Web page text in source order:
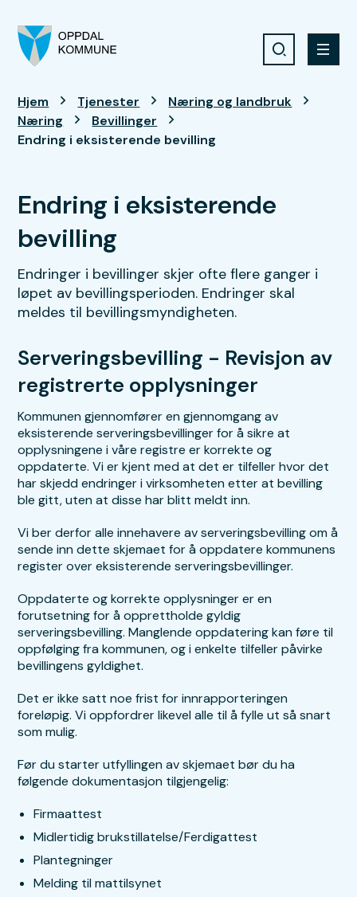
Søk Meny
Du er her:
Hjem Tjenester
Næring og landbruk
Næring
Bevillinger
Endring i eksisterende bevilling
Endring i eksisterende
bevilling
Endringer i bevillinger skjer ofte flere ganger i
løpet av bevillingsperioden. Endringer skal
meldes til bevillingsmyndigheten.
Serveringsbevilling - Revisjon av
registrerte opplysninger
Kommunen gjennomfører en gjennomgang av
eksisterende serveringsbevillinger for å sikre at
opplysningene i våre registre er korrekte og
oppdaterte. Vi er kjent med at det er tilfeller hvor det
har skjedd endringer i virksomheten etter at bevilling
ble gitt, uten at disse har blitt meldt inn.
Vi ber derfor alle innehavere av serveringsbevilling om å
sende inn dette skjemaet for å oppdatere kommunens
register over eksisterende serveringsbevillinger.
Oppdaterte og korrekte opplysninger er en
forutsetning for å opprettholde gyldig
serveringsbevilling. Manglende oppdatering kan føre til
oppfølging fra kommunen, og i enkelte tilfeller påvirke
bevillingens gyldighet.
Det er ikke satt noe frist for innrapporteringen
foreløpig. Vi oppfordrer likevel alle til å fylle ut så snart
som mulig.
Før du starter utfyllingen av skjemaet bør du ha
følgende dokumentasjon tilgjengelig:
Firmaattest
Midlertidig brukstillatelse/Ferdigattest
Plantegninger
Melding til mattilsynet